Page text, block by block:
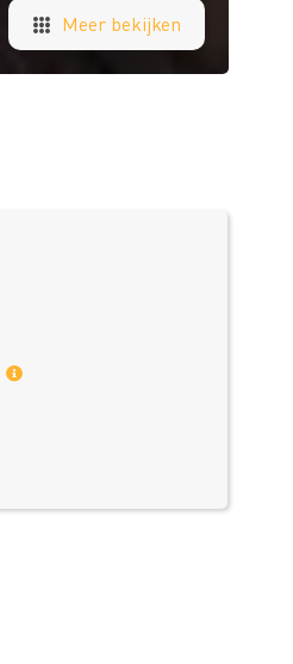
Meer bekijken